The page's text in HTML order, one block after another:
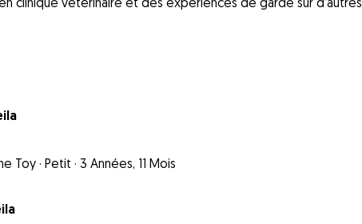
Toy · Petit · 3 Années, 11 Mois